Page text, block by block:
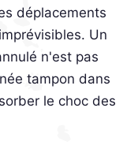
déplacements
Un
n'est pas
tampon dans
le choc des